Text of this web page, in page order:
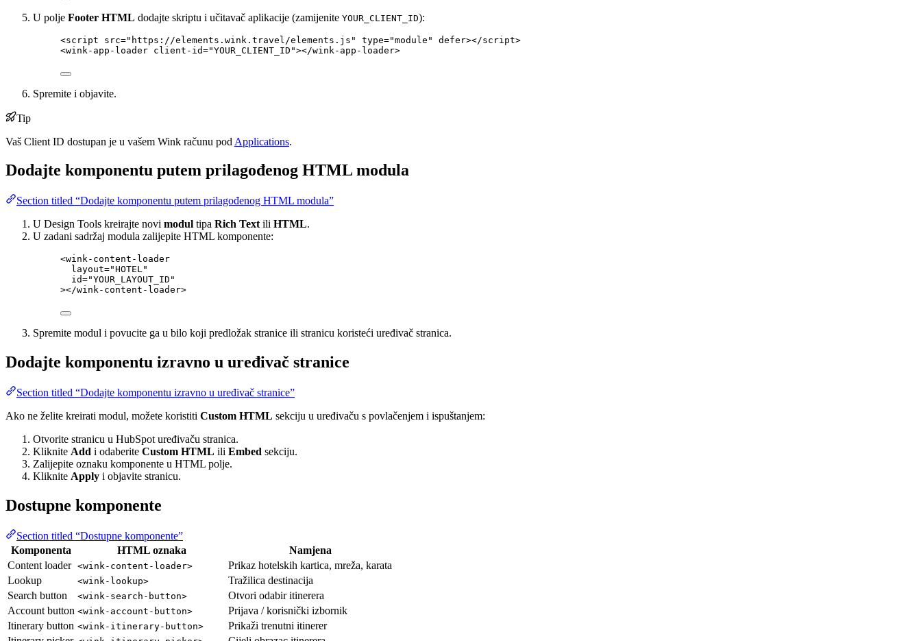
U polje Footer HTML dodajte skriptu i učitavač aplikacije (zamijenite YOUR_CLIENT_ID):
<script src=" https://elements.wink.travel/elements.js " type="module " defer></script>
<wink-app-loader client-id="YOUR_CLIENT_ID "></wink-app-loader>
Spremite i objavite.
Tip
Vaš Client ID dostupan je u vašem Wink računu pod Applications.
Dodajte komponentu putem prilagođenog HTML modula
Section titled “Dodajte komponentu putem prilagođenog HTML modula”
U Design Tools kreirajte novi modul tipa Rich Text ili HTML.
U zadani sadržaj modula zalijepite HTML komponente:
<wink-content-loader
layout="HOTEL"
id="YOUR_LAYOUT_ID "
></wink-content-loader>
Spremite modul i povucite ga u bilo koji predložak stranice ili stranicu koristeći uređivač stranica.
Dodajte komponentu izravno u uređivač stranice
Section titled “Dodajte komponentu izravno u uređivač stranice”
Ako ne želite kreirati modul, možete koristiti Custom HTML sekciju u uređivaču s povlačenjem i ispuštanjem:
Otvorite stranicu u HubSpot uređivaču stranica.
Kliknite Add i odaberite Custom HTML ili Embed sekciju.
Zalijepite oznaku komponente u HTML polje.
Kliknite Apply i objavite stranicu.
Dostupne komponente
Section titled “Dostupne komponente”
Komponenta
HTML oznaka
Namjena
Content loader <wink-content-loader>
Prikaz hotelskih kartica, mreža, karata
Lookup
<wink-lookup>
Tražilica destinacija
Search button
<wink-search-button>
Otvori odabir itinerera
Account button <wink-account-button>
Prijava / korisnički izbornik
Itinerary button <wink-itinerary-button>
Prikaži trenutni itinerer